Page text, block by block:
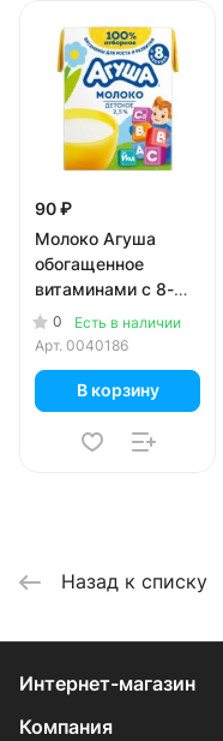
90 ₽
Молоко Агуша
обогащенное
витаминами с 8-ми
мес. 2,5% БЗМЖ
0.2 литра
0
Есть в наличии
Арт. 0040186
В корзину
Назад к списку
Интернет-магазин
Компания